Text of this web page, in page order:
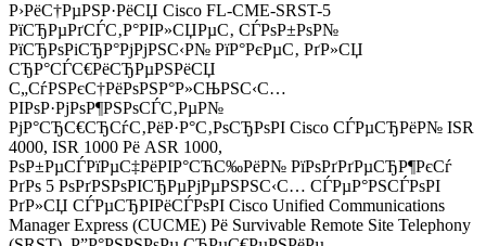
Р›РёС†РµРЅР·РёСЏ Cisco FL-CME-SRST-5
РїСЂРµРґСЃС‚Р°РІР»СЏРµС‚ СЃРѕР±РѕР№
РїСЂРѕРіСЂР°РјРјРЅС‹Р№ РїР°РєРµС‚ РґР»СЏ
СЂР°СЃС€РёСЂРµРЅРёСЏ
С„СѓРЅРєС†РёРѕРЅР°Р»СЊРЅС‹С…
РІРѕР·РјРѕР¶РЅРѕСЃС‚РµР№
РјР°СЂС€СЂСѓС‚РёР·Р°С‚РѕСЂРѕРІ Cisco СЃРµСЂРёР№ ISR
4000, ISR 1000 Рё ASR 1000,
РѕР±РµСЃРїРµС‡РёРІР°СЋС‰РёР№ РїРѕРґРґРµСЂР¶РєСѓ
РґРѕ 5 РѕРґРЅРѕРІСЂРµРјРµРЅРЅС‹С… СЃРµР°РЅСЃРѕРІ
РґР»СЏ СЃРµСЂРІРёСЃРѕРІ Cisco Unified Communications
Manager Express (CUCME) Рё Survivable Remote Site Telephony